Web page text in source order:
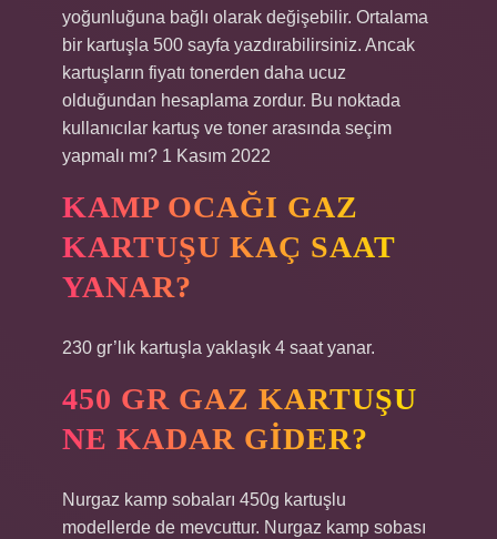
yoğunluğuna bağlı olarak değişebilir. Ortalama
bir kartuşla 500 sayfa yazdırabilirsiniz. Ancak
kartuşların fiyatı tonerden daha ucuz
olduğundan hesaplama zordur. Bu noktada
kullanıcılar kartuş ve toner arasında seçim
yapmalı mı? 1 Kasım 2022
KAMP OCAĞI GAZ
KARTUŞU KAÇ SAAT
YANAR?
230 gr’lık kartuşla yaklaşık 4 saat yanar.
450 GR GAZ KARTUŞU
NE KADAR GIDER?
Nurgaz kamp sobaları 450g kartuşlu
modellerde de mevcuttur. Nurgaz kamp sobası